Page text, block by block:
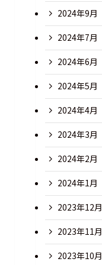
2024年9月
2024年7月
2024年6月
2024年5月
2024年4月
2024年3月
2024年2月
2024年1月
2023年12月
2023年11月
2023年10月